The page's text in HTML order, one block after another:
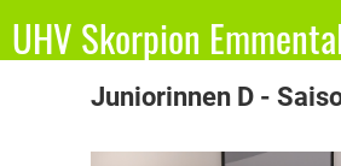
UHV Skorpion
Juniorinnen D -